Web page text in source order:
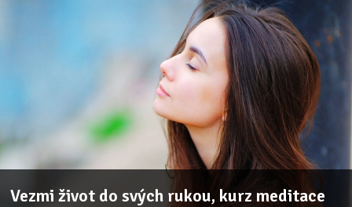
Vezmi život do svých rukou, kurz meditace